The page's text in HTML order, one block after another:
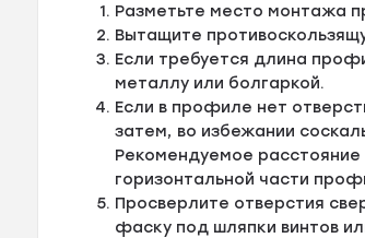
Разметьте место монтажа
Вытащите
Если требуется длина
металлу или болгаркой.
Если в профиле нет
затем, во избежании
Рекомендуемое
горизонтальной части
Просверлите отверстия
фаску под шляпки винтов